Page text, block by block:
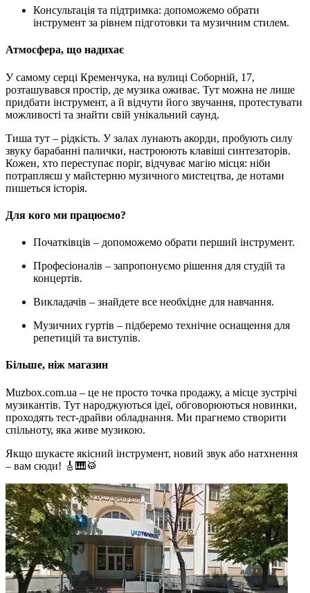
Консультація та підтримка: допоможемо обрати
інструмент за рівнем підготовки та музичним стилем.
Атмосфера, що надихає
У самому серці Кременчука, на вулиці Соборній, 17,
розташувався простір, де музика оживає. Тут можна не лише
придбати інструмент, а й відчути його звучання, протестувати
можливості та знайти свій унікальний саунд.
Тиша тут – рідкість. У залах лунають акорди, пробують силу
звуку барабанні палички, настроюють клавіші синтезаторів.
Кожен, хто переступає поріг, відчуває магію місця: ніби
потрапляєш у майстерню музичного мистецтва, де нотами
пишеться історія.
Для кого ми працюємо?
Початківців – допоможемо обрати перший інструмент.
Професіоналів – запропонуємо рішення для студій та
концертів.
Викладачів – знайдете все необхідне для навчання.
Музичних гуртів – підберемо технічне оснащення для
репетицій та виступів.
Більше, ніж магазин
Muzbox.com.ua – це не просто точка продажу, а місце зустрічі
музикантів. Тут народжуються ідеї, обговорюються новинки,
проходять тест-драйви обладнання. Ми прагнемо створити
спільноту, яка живе музикою.
Якщо шукаєте якісний інструмент, новий звук або натхнення
– вам сюди! 🎸🎹🥁